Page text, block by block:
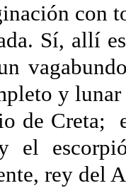
con
Sí, allí
y lunar
de Creta;
el
rey del